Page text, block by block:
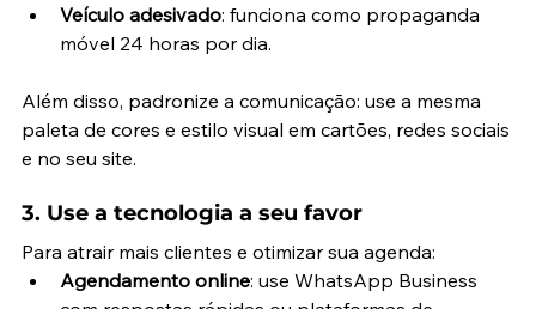
Veículo adesivado: funciona como propaganda
móvel 24 horas por dia.
Além disso, padronize a comunicação: use a mesma
paleta de cores e estilo visual em cartões, redes sociais
e no seu site.
3. Use a tecnologia a seu favor
Para atrair mais clientes e otimizar sua agenda:
Agendamento online: use WhatsApp Business